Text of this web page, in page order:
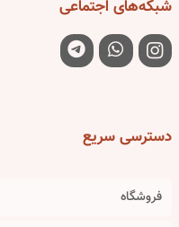
شبکه‌های اجتماعی
دسترسیسریع
فروشگاه